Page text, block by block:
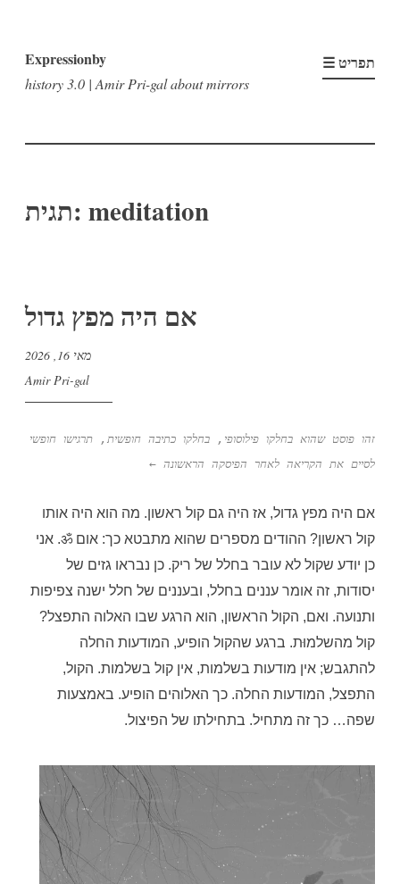
לתוכן
Expressionby
history 3.0 | Amir Pri-gal about mirrors
☰ תפריט
תגית: meditation
אם היה מפץ גדול
מאי 16, 2026
Amir Pri-gal
זהו פוסט שהוא בחלקו פילוסופי, בחלקו כתיבה חופשית, תרגישו חופשי
לסיים את הקריאה לאחר הפיסקה הראשונה ←
אם היה מפץ גדול, אז היה גם קול ראשון. מה הוא היה אותו
קול ראשון? ההודים מספרים שהוא מתבטא כך: אום ॐ. אני
כן יודע שקול לא עובר בחלל של ריק. כן נבראו גזים של
יסודות, זה אומר עננים בחלל, ובעננים של חלל ישנה צפיפות
ותנועה. ואם, הקול הראשון, הוא הרגע שבו האלוה התפצל?
קול מהשלמוּת. ברגע שהקול הופיע, המודעות החלה
להתגבש; אין מודעות בשלמות, אין קול בשלמות. הקול,
התפצל, המודעות החלה. כך האלוהים הופיע. באמצעות
שפה… כך זה מתחיל. בתחילתו של הפיצול.